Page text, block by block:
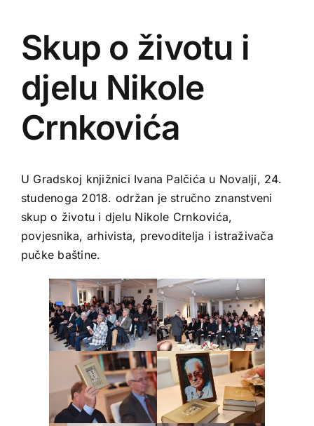
Audiovizualni sadržaj
Skup o životu i
djelu Nikole
Crnkovića
U Gradskoj knjižnici Ivana Palčića u Novalji, 24.
studenoga 2018. održan je stručno znanstveni
skup o životu i djelu Nikole Crnkovića,
povjesnika, arhivista, prevoditelja i istraživača
pučke baštine.